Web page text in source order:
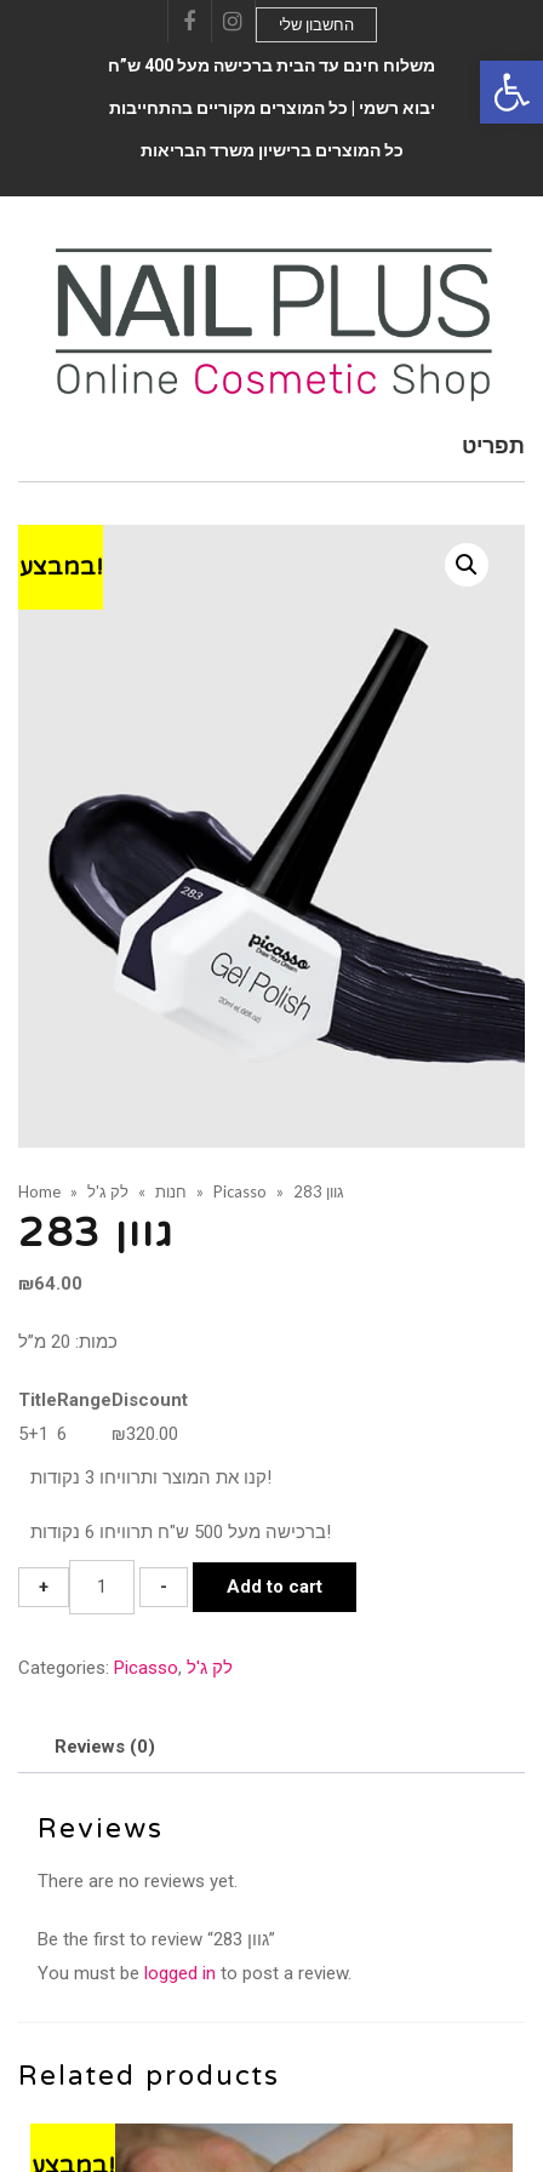
FacebookInstagram
החשבון שלי
משלוח חינם עד הבית ברכישה מעל 400 ש”ח
יבוא רשמי | כל המוצרים מקוריים בהתחייבות
כל המוצרים ברישיון משרד הבריאות
Toggle
תפריט
במבצע!
Home » חנות » לק ג'ל » Picasso » גוון 283
גוון 283
₪64.00
כמות: 20 מ”ל
TitleRangeDiscount
5+1 6 ₪320.00
קנו את המוצר ותרוויחו 3 נקודות!
ברכישה מעל 500 ש"ח תרוויחו 6 נקודות!
+
283
- Add to cart
Categories: Picasso, לק ג'ל
Reviews (0)
Reviews
There are no reviews yet.
Be the first to review “גוון 283”
You must be logged in to post a review.
Related products
במבצע!